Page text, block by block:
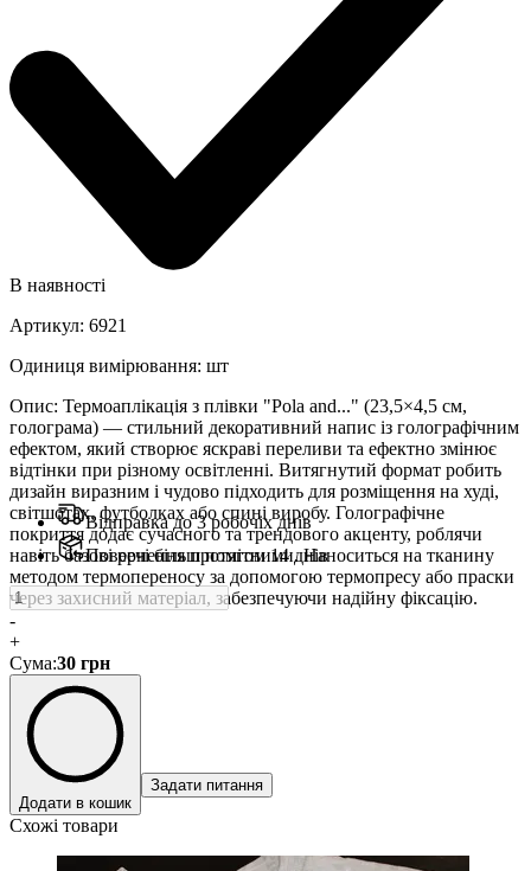
В наявності
Артикул: 6921
Одиниця вимірювання: шт
Опис: Термоаплікація з плівки "Pola and..." (23,5×4,5 см,
голограма) — стильний декоративний напис із голографічним
ефектом, який створює яскраві переливи та ефектно змінює
відтінки при різному освітленні. Витягнутий формат робить
дизайн виразним і чудово підходить для розміщення на худі,
світшотах, футболках або спині виробу. Голографічне
покриття додає сучасного та трендового акценту, роблячи
навіть базові речі більш помітними. Наноситься на тканину
методом термопереносу за допомогою термопресу або праски
через захисний матеріал, забезпечуючи надійну фіксацію.
Відправка до 3 робочіх днів
Повернення протягом 14 днів
-
+
Сума:30 грн
Додати в кошик
Задати питання
Схожі товари